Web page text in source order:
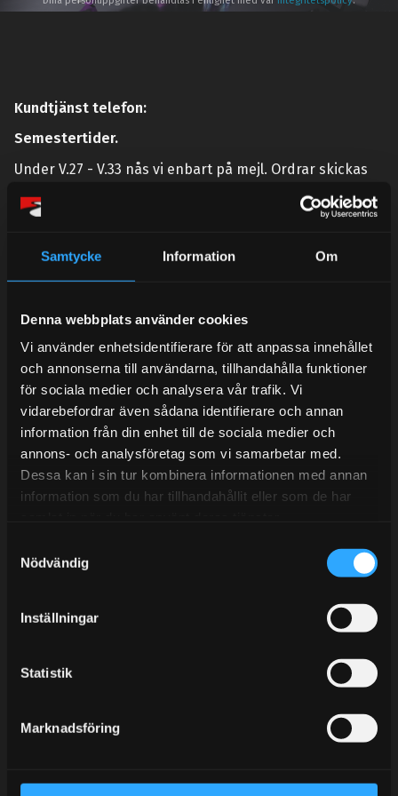
Samtycke Information Om
Denna webbplats använder cookies
Vi använder enhetsidentifierare för att anpassa innehållet
och annonserna till användarna, tillhandahålla funktioner
för sociala medier och analysera vår trafik. Vi
vidarebefordrar även sådana identifierare och annan
information från din enhet till de sociala medier och
annons- och analysföretag som vi samarbetar med.
Dessa kan i sin tur kombinera informationen med annan
information som du har tillhandahållit eller som de har
Nödvändig
Inställningar
Statistik
Marknadsföring
Kundtjänst telefon:
Semestertider.
Under V.27 - V.33 nås vi enbart på mejl. Ordrar skickas
under sommaren men med viss fördröjning. 2/7 -9/7 är
det helt stängt.
E-post:info@streetperformance.se
BLOGG
KUNSKAPSCENTER
KUNDTJÄNST